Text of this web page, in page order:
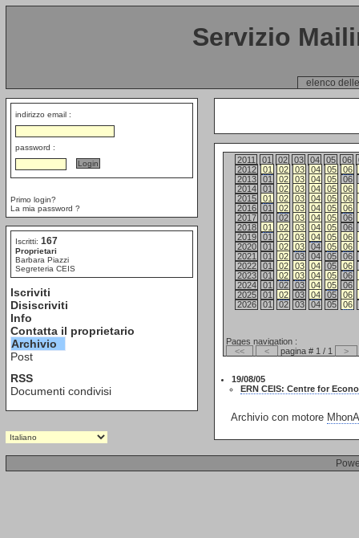
Servizio
elenco
indirizzo email :
password :
Primo login?
La mia password ?
Iscritti: 167
Proprietari
Barbara Piazzi
Segreteria CEIS
Iscriviti
Disiscriviti
Info
Contatta il proprietario
Archivio
Post
RSS
Documenti condivisi
2011 01 02 03 04 05 06
2012
01 02 03 04 05
06
2013
01 02 03 04 05
06
2014
01 02 03 04 05
06
2015
01 02 03 04 05
06
2016
01 02 03 04 05
06
2017
01 02 03 04 05
06
2018
01 02 03 04 05
06
2019
01 02 03 04 05
06
2020
01 02 03 04 05
06
2021
01 02 03 04 05
06
2022
01 02 03 04 05
06
2023
01 02 03 04 05
06
2024
01 02 03 04 05
06
2025
01 02 03 04 05
06
2026
01 02 03 04 05 06
Pages navigation :
<<
< pagina # 1 / 1 >
19/08/05
ERN CEIS: Centre for
Archivio con motore